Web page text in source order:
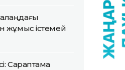
жұмыс істемей
Сараптама